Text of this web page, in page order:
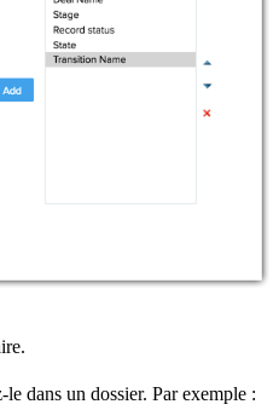
dans un dossier. Par exemple :